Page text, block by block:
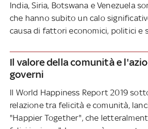
India, Siria, Botswana e Venezuela
che hanno subito un calo
causa di fattori economici, politici e
Il valore della comunità e
governi
Il World Happiness Report 2019
relazione tra felicità e comunità,
"Happier Together", che